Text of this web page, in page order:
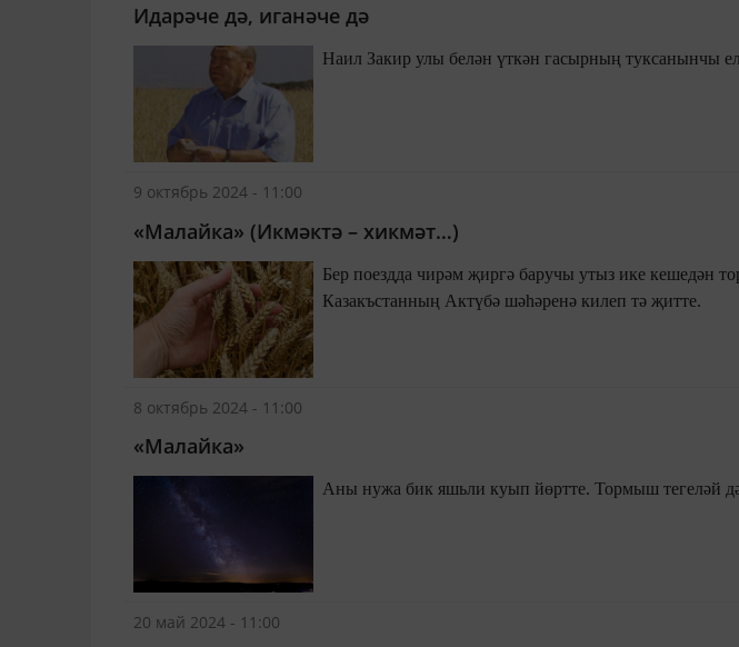
Идарәче дә, иганәче дә
Наил Закир улы белән үткән гасырның туксанынчы
9 октябрь 2024 - 11:00
«Малайка» (Икмәктә – хикмәт…)
Бер поездда чирәм җиргә баручы утыз ике кешедән
Казакъстанның Актүбә шәһәренә килеп тә җитте.
8 октябрь 2024 - 11:00
«Малайка»
Аны нужа бик яшьли куып йөртте. Тормыш тегеләй
20 май 2024 - 11:00